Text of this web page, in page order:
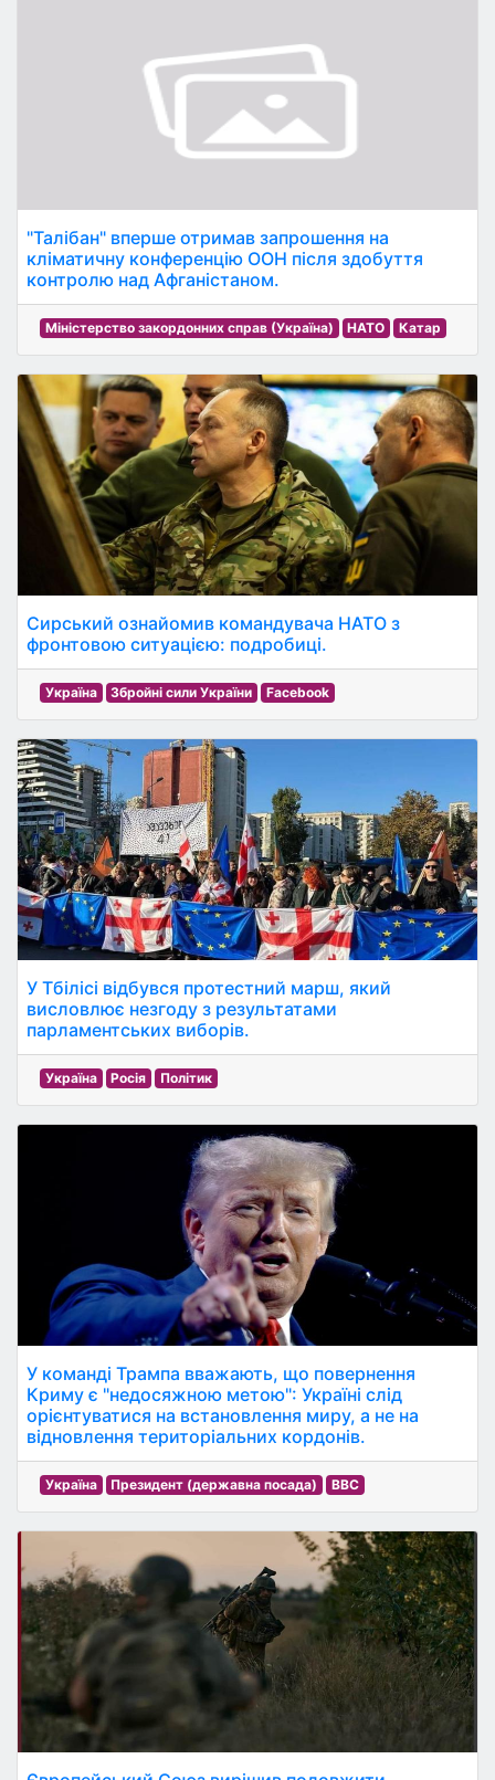
"Талібан" вперше отримав запрошення на
кліматичну конференцію ООН після здобуття
контролю над Афганістаном.
Міністерство закордонних справ (Україна) НАТО Катар
Сирський ознайомив командувача НАТО з
фронтовою ситуацією: подробиці.
Україна Збройні сили України Facebook
У Тбілісі відбувся протестний марш, який
висловлює незгоду з результатами
парламентських виборів.
Україна Росія Політик
У команді Трампа вважають, що повернення
Криму є "недосяжною метою": Україні слід
орієнтуватися на встановлення миру, а не на
відновлення територіальних кордонів.
Україна Президент (державна посада) BBC